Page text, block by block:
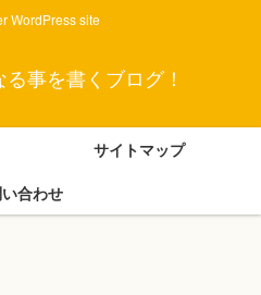
WordPress site
事を書くブログ！
サイトマップ
合わせ